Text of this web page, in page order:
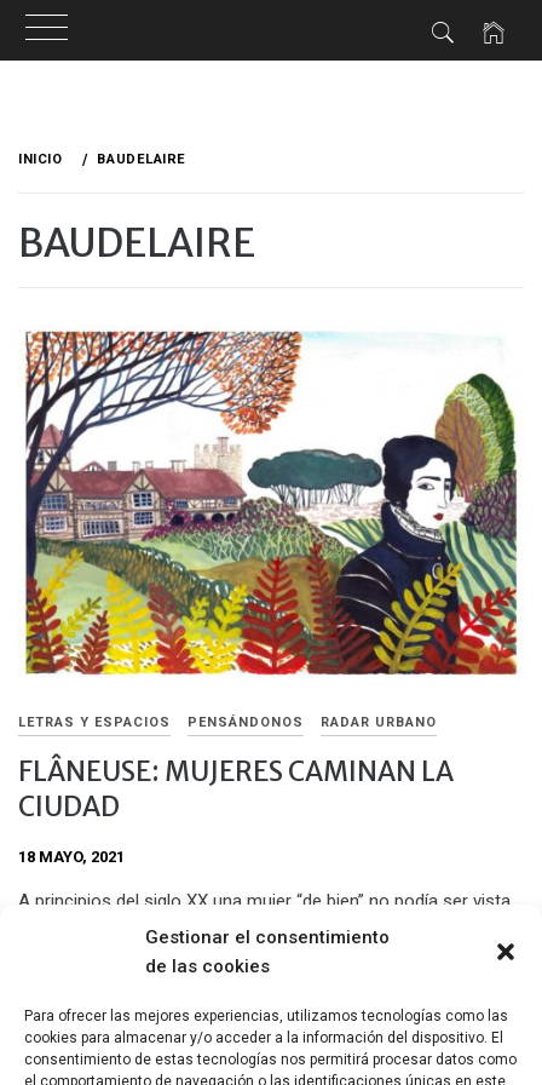
Gestionar el consentimiento
de las cookies
Para ofrecer las mejores experiencias, utilizamos tecnologías como las
cookies para almacenar y/o acceder a la información del dispositivo. El
consentimiento de estas tecnologías nos permitirá procesar datos como
el comportamiento de navegación o las identificaciones únicas en este
INICIO BAUDELAIRE
BAUDELAIRE
LETRAS Y ESPACIOS PENSÁNDONOS RADAR URBANO
FLÂNEUSE: MUJERES CAMINAN LA
CIUDAD
18 MAYO, 2021
A principios del siglo XX una mujer “de bien” no podía ser vista
caminando por las calles por el solo placer de caminar. En
Flâneuse: Mujeres Caminan la Ciudad, la escritora Lauren Elkin
minuciosa observadora, usualmente encontrada en la ciudad.
Compartir